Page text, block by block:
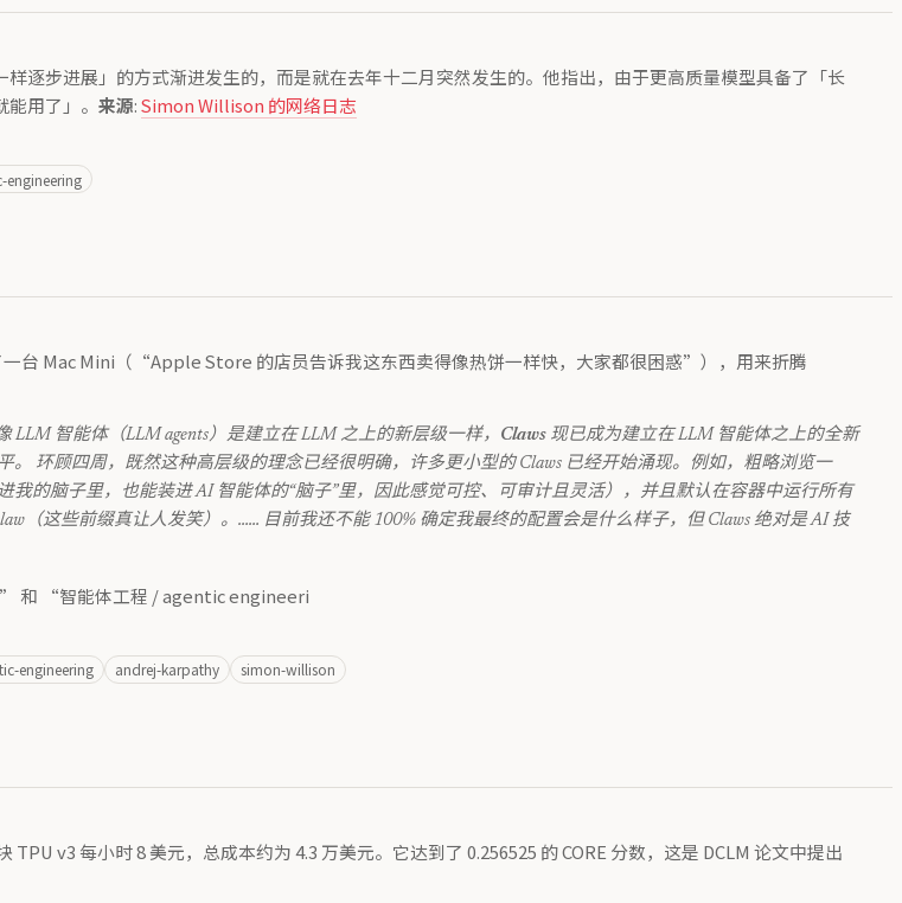
逐步进展」的方式渐进发生的，而是就在去年十二月突然发生的。他指出，由于更高质量模型具备了「长
用了」。 来源:Simon Willison 的网络日志
engineering
台 Mac Mini（“Apple Store 的店员告诉我这东西卖得像热饼一样快，大家都很困惑”），用来折腾
智能体（LLM agents）是建立在 LLM 之上的新层级一样， Claws 现已成为建立在 LLM 智能体之上的全新
环顾四周，既然这种高层级的理念已经很明确，许多更小型的 Claws 已经开始涌现。例如，粗略浏览一
我的脑子里，也能装进 AI 智能体的“脑子”里，因此感觉可控、可审计且灵活），并且默认在容器中运行所有
（这些前缀真让人发笑）。…… 目前我还不能 100% 确定我最终的配置会是什么样子，但 Claws 绝对是 AI 技
和 “智能体工程 / agentic engineeri
engineering andrej-karpathy simon-willison
v3 每小时 8 美元，总成本约为 4.3 万美元。它达到了 0.256525 的 CORE 分数，这是 DCLM 论文中提出